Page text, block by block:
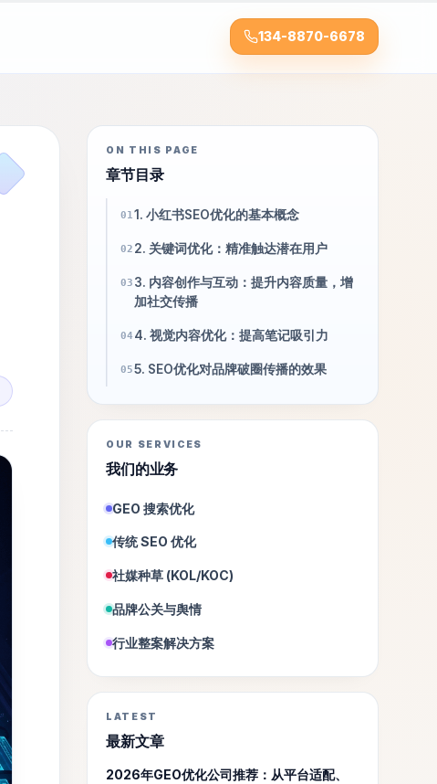
134-8870-6678
ON THIS PAGE
章节目录
011. 小红书SEO优化的基本概念
02 2. 关键词优化：精准触达潜在用户
03 3. 内容创作与互动：提升内容质量，增
加社交传播
04 4. 视觉内容优化：提高笔记吸引力
055. SEO优化对品牌破圈传播的效果
OUR SERVICES
我们的业务
GEO 搜索优化
传统 SEO 优化
社媒种草 (KOL/KOC)
品牌公关与舆情
行业整案解决方案
LATEST
最新文章
2026年GEO优化公司推荐：从平台适配、